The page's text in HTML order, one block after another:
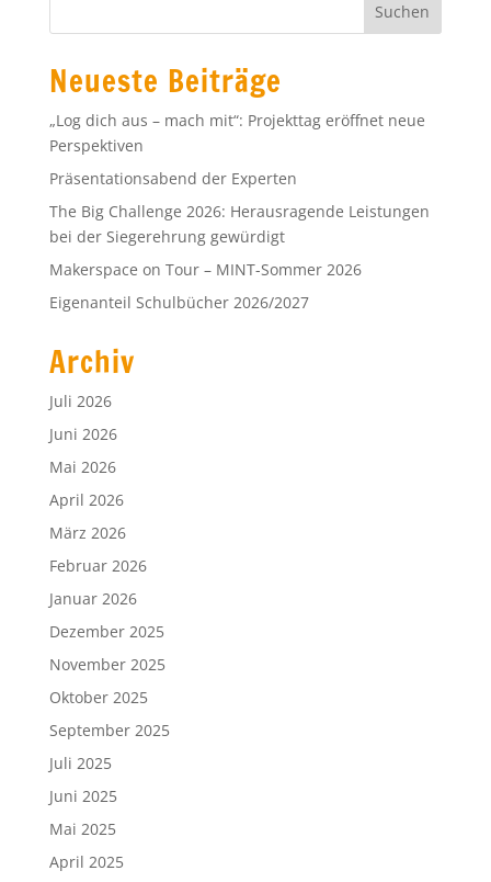
Neueste Beiträge
„Log dich aus – mach mit“: Projekttag eröffnet neue
Perspektiven
Präsentationsabend der Experten
The Big Challenge 2026: Herausragende Leistungen
bei der Siegerehrung gewürdigt
Makerspace on Tour – MINT-Sommer 2026
Eigenanteil Schulbücher 2026/2027
Archiv
Juli 2026
Juni 2026
Mai 2026
April 2026
März 2026
Februar 2026
Januar 2026
Dezember 2025
November 2025
Oktober 2025
September 2025
Juli 2025
Juni 2025
Mai 2025
April 2025